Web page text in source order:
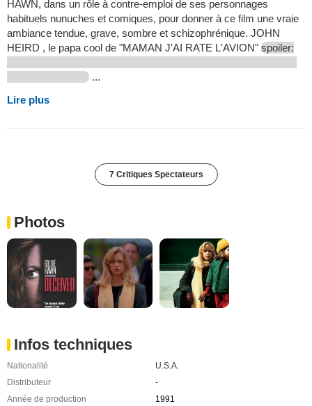
HAWN, dans un rôle à contre-emploi de ses personnages
habituels nunuches et comiques, pour donner à ce film une vraie
ambiance tendue, grave, sombre et schizophrénique. JOHN
HEIRD , le papa cool de "MAMAN J'AI RATE L'AVION" spoiler:
...
Lire plus
7 Critiques Spectateurs
Photos
Infos techniques
Nationalité
U.S.A.
Distributeur
-
Année de production
1991